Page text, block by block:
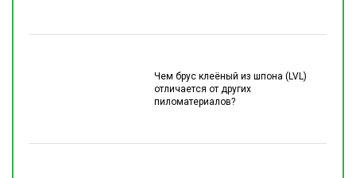
Чем брус клеёный из шпона (LVL)
отличается от других
пиломатериалов?